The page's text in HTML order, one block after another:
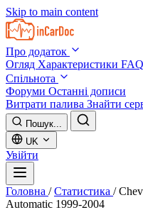
Skip to main content
Про додаток
Огляд Характеристики FAQ
Спільнота
Форуми Останні дописи
Витрати палива Знайти
Пошук...
UK
Увійти
Головна / Статистика /
Automatic 1999-2004